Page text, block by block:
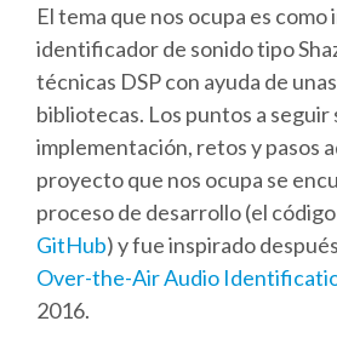
KEYNOTES
SCHEDULE
SCHEDULE (LIST VIEW)
CONFERENCE APP
SESSION LIST
El tema que nos ocupa es
identificador de sonido tipo
técnicas DSP con ayuda de
bibliotecas. Los puntos a seguir
implementación, retos y pasos
proyecto que nos ocupa se
proceso de desarrollo (el código
GitHub) y fue inspirado
Over-the-Air Audio
2016.